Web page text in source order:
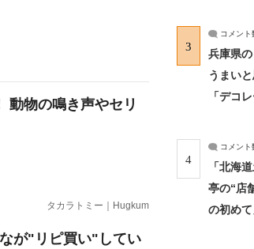
動物の鳴き声やセリ
タカラトミー｜Hugkum
が"リピ買い"してい
3
コメント
兵庫県
うまい
「デコ
4
コメント
「北海
亭の“店
の初めて